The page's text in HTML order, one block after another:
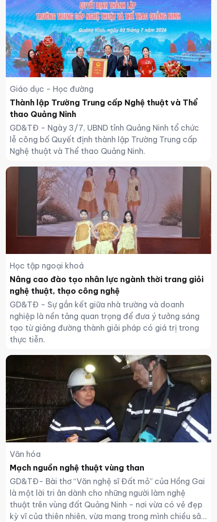
Giáo dục - Học đường
Thành lập Trường Trung cấp Nghệ thuật và Thể
thao Quảng Ninh
GD&TĐ - Ngày 3/7, UBND tỉnh Quảng Ninh tổ chức
lễ công bố Quyết định thành lập Trường Trung cấp
Nghệ thuật và Thể thao Quảng Ninh.
Học tập ngoại khoá
Nâng cao đào tạo nhân lực ngành thời trang giỏi
nghệ thuật, thạo công nghệ
GD&TĐ - Sự gắn kết giữa nhà trường và doanh
nghiệp là nền tảng quan trọng để đưa ý tưởng sáng
tạo từ giảng đường thành giải pháp có giá trị trong
thực tiễn.
Văn hóa
Mạch nguồn nghệ thuật vùng than
GD&TĐ- Bài thơ “Văn nghệ sĩ Đất mỏ” của Hồng Gai
là một lời tri ân dành cho những người làm nghệ
thuật trên vùng đất Quảng Ninh - nơi vừa có vẻ đẹp
kỳ vĩ của thiên nhiên, vừa mang trong mình chiều sâu